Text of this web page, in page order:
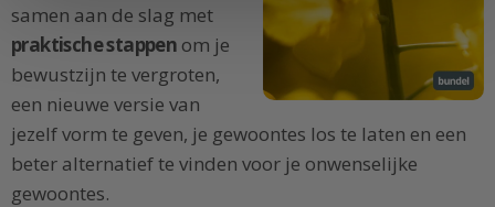
samen aan de slag met
praktische stappen om je
bewustzijn te vergroten,
een nieuwe versie van
jezelf vorm te geven, je gewoontes los te laten en een
beter alternatief te vinden voor je onwenselijke
gewoontes.